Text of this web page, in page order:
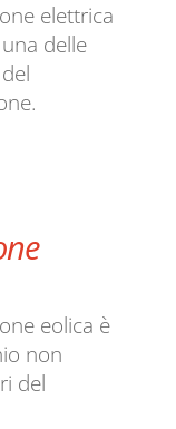
elettrica
delle
eolica è
non
del